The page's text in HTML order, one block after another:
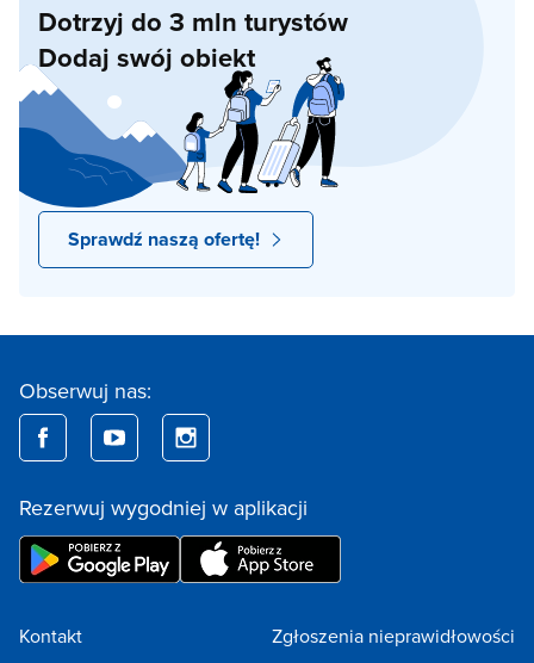
Dotrzyj do 3 mln turystów
Dodaj swój obiekt
Sprawdź naszą ofertę!
Obserwuj nas:
Rezerwuj wygodniej w aplikacji
Kontakt Zgłoszenia nieprawidłowości